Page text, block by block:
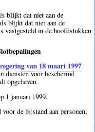
blijkt dat niet aan de
blijkt dat niet aan de
vastgesteld in de hoofdstukken
van 18 maart 1997
diensten voor beschermd
opgeheven.
1 januari 1999.
de bijstand aan personen,